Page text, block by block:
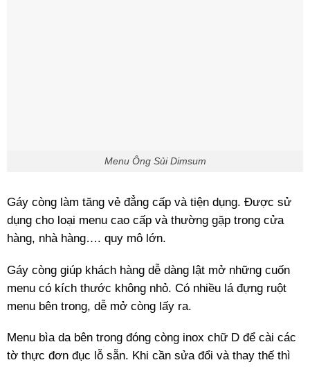
Menu Ông Sủi Dimsum
Gáy còng làm tăng vẻ đẳng cấp và tiện dụng. Được sử
dụng cho loại menu cao cấp và thường gặp trong cửa
hàng, nhà hàng…. quy mô lớn.
Gáy còng giúp khách hàng dễ dàng lật mở những cuốn
menu có kích thước không nhỏ. Có nhiều lá đựng ruột
menu bên trong, dễ mở còng lấy ra.
Menu bìa da bên trong đóng còng inox chữ D để cài các
tờ thực đơn đục lỗ sẵn. Khi cần sửa đổi và thay thế thì